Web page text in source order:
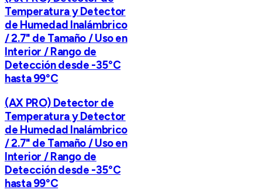
Temperatura y Detector
de Humedad Inalámbrico
/ 2.7" de Tamaño / Uso en
Interior / Rango de
Detección desde -35°C
hasta 99°C
(AX PRO) Detector de
Temperatura y Detector
de Humedad Inalámbrico
/ 2.7" de Tamaño / Uso en
Interior / Rango de
Detección desde -35°C
hasta 99°C